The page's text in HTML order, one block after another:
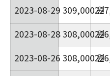
2023-08-29 309,000 원
2023-08-28 308,000 원
2023-08-26 308,000 원